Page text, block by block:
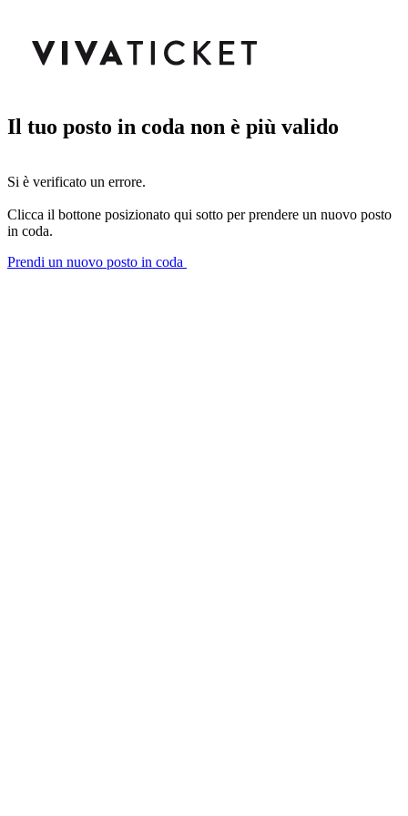
Il tuo posto in coda non è più valido
Si è verificato un errore.
Clicca il bottone posizionato qui sotto per prendere un nuovo posto
in coda.
Prendi un nuovo posto in coda